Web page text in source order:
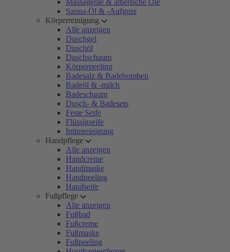
Massageöle & ätherische Öle
Sauna-Öl & -Aufguss
Körperreinigung
Alle anzeigen
Duschgel
Duschöl
Duschschaum
Körperpeeling
Badesalz & Badebomben
Badeöl & -milch
Badeschaum
Dusch- & Badesets
Feste Seife
Flüssigseife
Intimreinigung
Handpflege
Alle anzeigen
Handcreme
Handmaske
Handpeeling
Handseife
Fußpflege
Alle anzeigen
Fußbad
Fußcreme
Fußmaske
Fußpeeling